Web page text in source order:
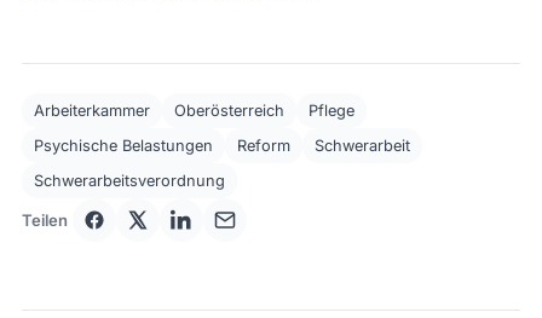
Arbeiterkammer Oberösterreich
Pflege
Psychische Belastungen
Reform
Schwerarbeit
Schwerarbeitsverordnung
Teilen